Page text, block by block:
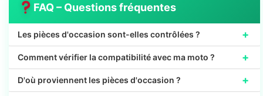
FAQ – Questions fréquentes
Les pièces d'occasion sont-elles contrôlées ? +
Comment vérifier la compatibilité avec ma moto ? +
D'où proviennent les pièces d'occasion ? +